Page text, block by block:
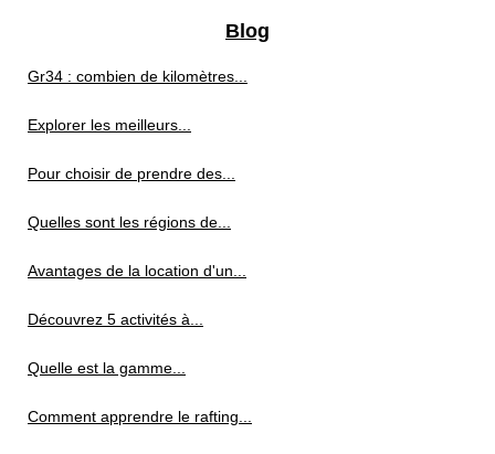
Blog
Gr34 : combien de kilomètres...
Explorer les meilleurs...
Pour choisir de prendre des...
Quelles sont les régions de...
Avantages de la location d'un...
Découvrez 5 activités à...
Quelle est la gamme...
Comment apprendre le rafting...